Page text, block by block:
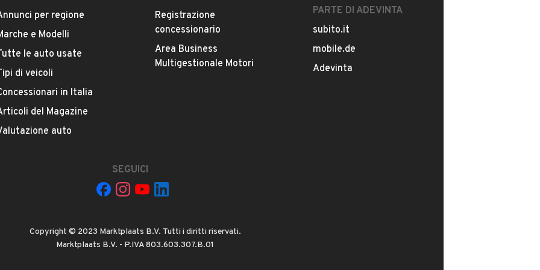
Automobile S.r.l. a utilizzare i miei contatti secondo quanto
, ad esempio per inviare delle raccomandazioni per veicoli simili.
INVIA MESSAGGIO
e su di esso si applicano l'Informativa sulla privacy
L'invio di questo messaggio indica la tua accettazione. Per
sulla privacy
per regione
e Modelli
le auto usate
di veicoli
in Italia
del Magazine
auto
Registrazione
concessionario
Area Business
Multigestionale Motori
PARTE DI ADEVINTA
subito.it
mobile.de
Adevinta
SEGUICI
Copyright © 2023 Marktplaats B.V. Tutti i diritti riservati.
Marktplaats B.V. - P.IVA 803.603.307.B.01